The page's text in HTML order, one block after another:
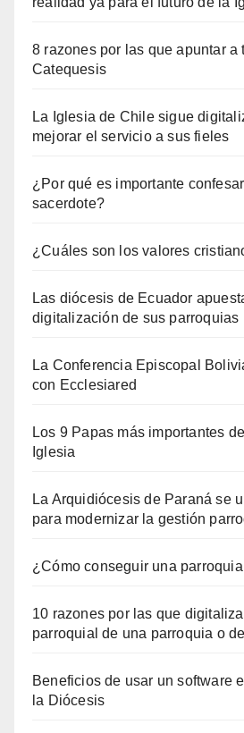
8 razones por las que apuntar a
Catequesis
La Iglesia de Chile sigue
mejorar el servicio a sus fieles
¿Por qué es importante
sacerdote?
¿Cuáles son los valores
Las diócesis de Ecuador
digitalización de sus parroquias
La Conferencia Episcopal
con Ecclesiared
Los 9 Papas más importantes
Iglesia
La Arquidiócesis de Paraná se
para modernizar la gestión
¿Cómo conseguir una
10 razones por las que
parroquial de una parroquia o
Beneficios de usar un software
la Diócesis